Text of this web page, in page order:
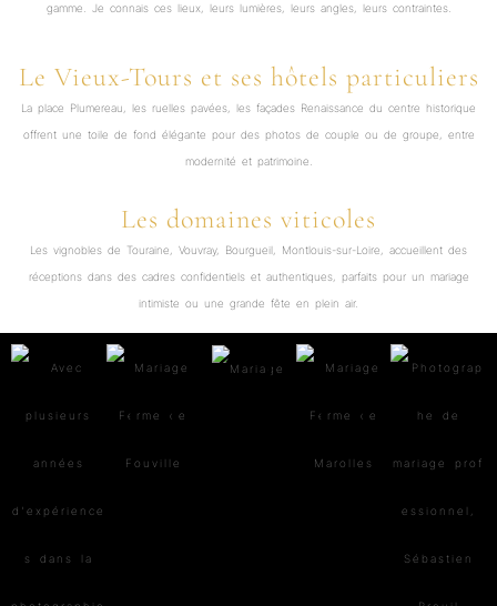
gamme. Je connais ces lieux, leurs lumières, leurs angles, leurs contraintes.
Le Vieux-Tours et ses hôtels particuliers
La place Plumereau, les ruelles pavées, les façades Renaissance du centre historique
offrent une toile de fond élégante pour des photos de couple ou de groupe, entre
modernité et patrimoine.
Les domaines viticoles
Les vignobles de Touraine, Vouvray, Bourgueil, Montlouis-sur-Loire, accueillent des
réceptions dans des cadres confidentiels et authentiques, parfaits pour un mariage
intimiste ou une grande fête en plein air.